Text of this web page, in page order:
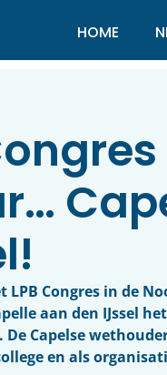
HOME
Congres in de
aan den IJssel
Capelse
en als